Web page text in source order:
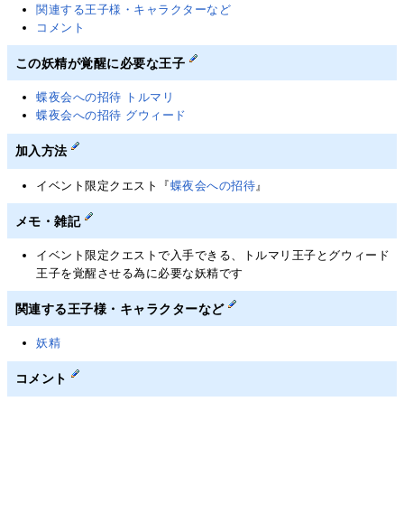
関連する王子様・キャラクターなど
コメント
この妖精が覚醒に必要な王子
蝶夜会への招待 トルマリ
蝶夜会への招待 グウィード
加入方法
イベント限定クエスト『蝶夜会への招待 』
メモ・雑記
イベント限定クエストで入手できる、トルマリ王子とグウィード
王子を覚醒させる為に必要な妖精です
関連する王子様・キャラクターなど
妖精
コメント